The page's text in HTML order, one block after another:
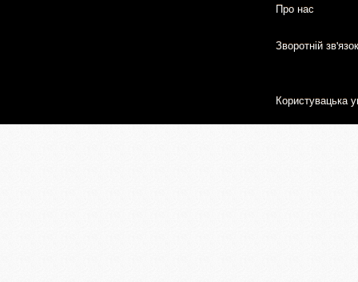
Про нас
Зворотній зв'язок
Користувацька